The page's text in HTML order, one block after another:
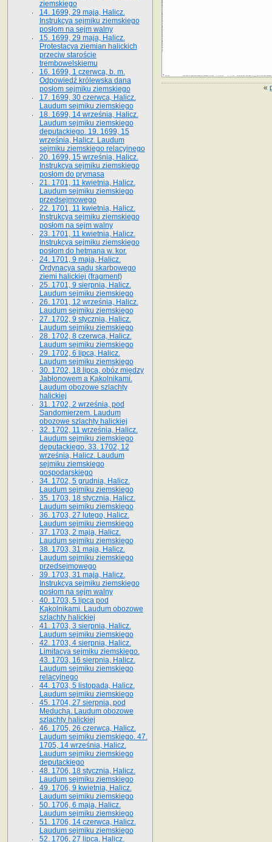
«
ziemskiego
14. 1699, 29 maja, Halicz.
Instrukcya sejmiku ziemskiego
posłom na sejm walny
15. 1699, 29 maja, Halicz.
Protestacya ziemian halickich
przeciw staroście
trembowelskiemu
16. 1699, 1 czerwca, b. m.
Odpowiedź królewska dana
posłom sejmiku ziemskiego
17. 1699, 30 czerwca, Halicz.
Laudum sejmiku ziemskiego
18. 1699, 14 września, Halicz.
Laudum sejmiku ziemskiego
deputackiego. 19. 1699, 15
września, Halicz. Laudum
sejmiku ziemskiego relacyjnego
20. 1699, 15 września, Halicz.
Instrukcya sejmiku ziemskiego
posłom do prymasa
21. 1701, 11 kwietnia, Halicz.
Laudum sejmiku ziemskiego
przedsejmowego
22. 1701, 11 kwietnia, Halicz.
Instrukcya sejmiku ziemskiego
posłom na sejm walny
23. 1701, 11 kwietnia, Halicz.
Instrukcya sejmiku ziemskiego
posłom do hetmana w. kor.
24. 1701, 9 maja, Halicz.
Ordynacya sądu skarbowego
ziemi halickiej (fragment)
25. 1701, 9 sierpnia, Halicz.
Laudum sejmiku ziemskiego
26. 1701, 12 września, Halicz.
Laudum sejmiku ziemskiego
27. 1702, 9 stycznia, Halicz.
Laudum sejmiku ziemskiego
28. 1702, 8 czerwca, Halicz.
Laudum sejmiku ziemskiego
29. 1702, 6 lipca, Halicz.
Laudum sejmiku ziemskiego
30. 1702, 18 lipca, obóz między
Jabłonowem a Kąkolnikami.
Laudum obozowe szlachty
halickiej
31. 1702, 2 września, pod
Sandomierzem. Laudum
obozowe szlachty halickiej
32. 1702, 11 września, Halicz.
Laudum sejmiku ziemskiego
deputackiego. 33. 1702, 12
września, Halicz. Laudum
sejmiku ziemskiego
gospodarskiego
34. 1702, 5 grudnia, Halicz.
Laudum sejmiku ziemskiego
35. 1703, 18 stycznia, Halicz.
Laudum sejmiku ziemskiego
36. 1703, 27 lutego, Halicz.
Laudum sejmiku ziemskiego
37. 1703, 2 maja, Halicz.
Laudum sejmiku ziemskiego
38. 1703, 31 maja, Halicz.
Laudum sejmiku ziemskiego
przedsejmowego
39. 1703, 31 maja, Halicz.
Instrukcya sejmiku ziemskiego
posłom na sejm walny
40. 1703, 5 lipca pod
Kąkolnikami. Laudum obozowe
szlachty halickiej
41­. 1703, 3 sierpnia, Halicz.
Laudum sejmiku ziemskiego
42. 1703, 4 sierpnia, Halicz.
Limitacya sejmiku ziemskiego.
43. 1703, 16 sierpnia, Halicz.
Laudum sejmiku ziemskiego
relacyjnego
44. 1703, 5 listopada, Halicz.
Laudum sejmiku ziemskiego
45. 1704, 27 sierpnia, pod
Meduchą. Laudum obozowe
szlachty halickiej
46. 1705, 26 czerwca, Halicz.
Laudum sejmiku ziemskiego. 47.
1705, 14 września, Halicz.
Laudum sejmiku ziemskiego
deputackiego
48. 1706, 18 stycznia, Halicz.
Laudum sejmiku ziemskiego
49. 1706, 9 kwietnia, Halicz.
Laudum sejmiku ziemskiego
50. 1706, 6 maja, Halicz.
Laudum sejmiku ziemskiego
51. 1706, 14 czerwca, Halicz.
Laudum sejmiku ziemskiego
52. 1706, 27 lipca, Halicz.